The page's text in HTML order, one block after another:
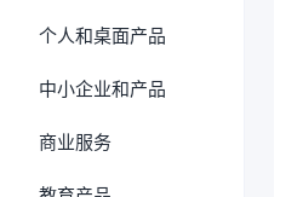
个人和桌面产品
中小企业和产品
商业服务